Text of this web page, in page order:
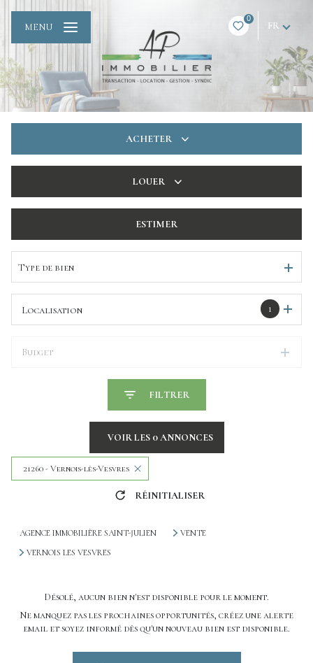
0
FR
MENU
ACHETER
LOUER
ESTIMER
Type de bien
1
Localisation
Budget
FILTRER
VOIR LES 0ANNONCES
21260 - Vernois-lès-Vesvres
RÉINITIALISER
AGENCE IMMOBILIÈRE SAINT-JULIEN
VENTE
VERNOIS LES VESVRES
Désolé, aucun bien n'est disponible pour le moment.
Ne manquez pas les prochaines opportunités, créez une alerte
email et soyez informé dès qu'un nouveau bien est disponible.